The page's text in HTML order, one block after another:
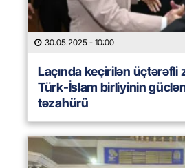
30.05.2025 - 10:00
Laçında keçirilən üçtərəfli
Türk-İslam birliyinin
təzahürü